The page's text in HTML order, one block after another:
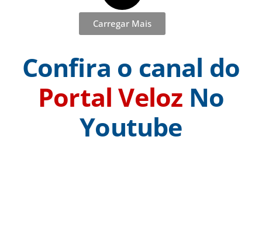
Carregar Mais
Confira o canal do
Portal Veloz No
Youtube